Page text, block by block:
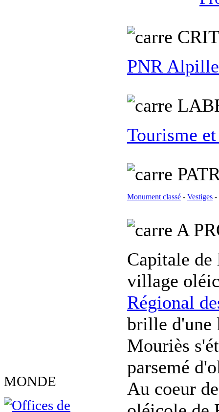
MONDE
C
PNR
L
Tourisme
Monument classé - Vestiges -
A
Capitale
village
Régional
brille d'une
Mouriès
parsemé
Au coeur